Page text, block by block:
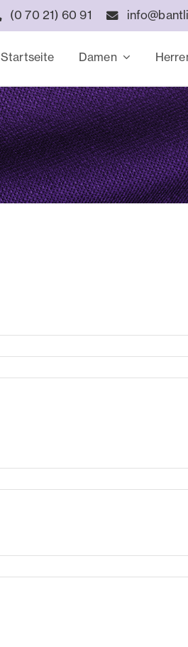
(0 70 21) 60 91
Startseite Damen